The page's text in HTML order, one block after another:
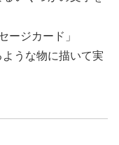
ージカード」
うな物に描いて実